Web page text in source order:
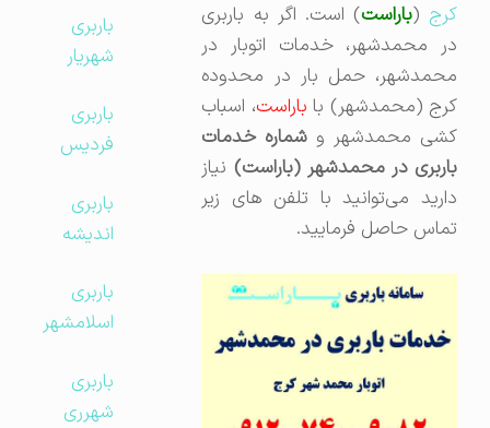
(باراست) است. اگر به باربری
در محمدشهر، خدمات اتوبار در
محمدشهر، حمل بار در محدوده
کرج (محمدشهر) باباراست، اسباب
کشی محمدشهر وشماره خدمات
باربری در محمدشهر (باراست)نیاز
دارید می‌توانید با تلفن های زیر
تماس حاصل فرمایید.
باربری
شهریار
باربری
فردیس
باربری
اندیشه
باربری
اسلامشهر
باربری
شهرری